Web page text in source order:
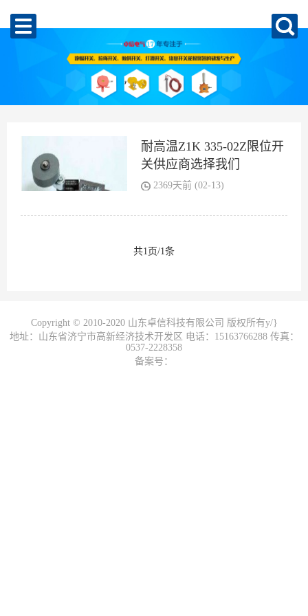
耐高温Z1K 335-02Z限位开
关供应商选择我们
2369天前 (02-13)
共1页/1条
Copyright © 2010-2020 山东卓信科技有限公司 版权所有y/}
地址：山东省济宁市高新经济技术开发区 电话：15163766288 传真：
0537-2228358
备案号：